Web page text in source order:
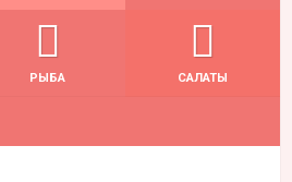
РЫБА САЛАТЫ